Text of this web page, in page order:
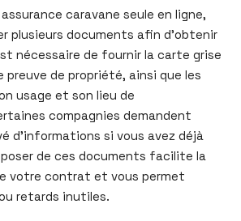
caravane seule en ligne,
plusieurs documents afin d’obtenir
nécessaire de fournir la carte grise
preuve de propriété, ainsi que les
usage et son lieu de
compagnies demandent
d’informations si vous avez déjà
de ces documents facilite la
votre contrat et vous permet
retards inutiles.